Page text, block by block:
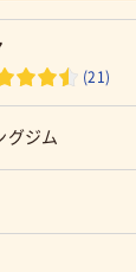
(21)
グジム